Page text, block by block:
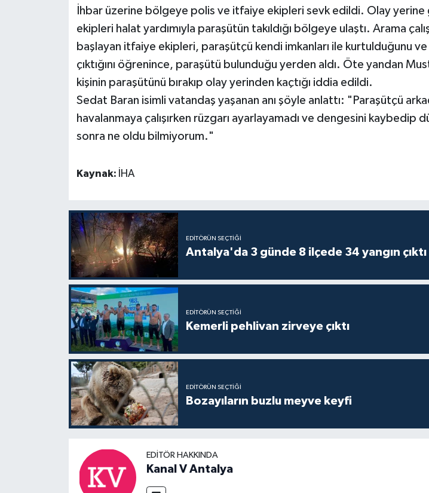
İhbar üzerine bölgeye polis ve itfaiye ekipleri sevk edildi. Olay
ekipleri halat yardımıyla paraşütün takıldığı bölgeye ulaştı. Arama
başlayan itfaiye ekipleri, paraşütçü kendi imkanları ile kurtulduğunu
çıktığını öğrenince, paraşütü bulunduğu yerden aldı. Öte yandan
kişinin paraşütünü bırakıp olay yerinden kaçtığı iddia edildi.
Sedat Baran isimli vatandaş yaşanan anı şöyle anlattı: "Paraşütçü
havalanmaya çalışırken rüzgarı ayarlayamadı ve dengesini kaybedip
sonra ne oldu bilmiyorum."
Kaynak: İHA
EDITÖRÜN SEÇTIĞI
Antalya'da 3 günde 8 ilçede 34 yangın çıktı
EDITÖRÜN SEÇTIĞI
Kemerli pehlivan zirveye çıktı
EDITÖRÜN SEÇTIĞI
Bozayıların buzlu meyve keyfi
EDITÖR HAKKINDA
Kanal V Antalya